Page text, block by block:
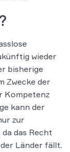
wieder
bisherige
Zwecke der
Kompetenz
kann der
zur
das Recht
Länder fällt.